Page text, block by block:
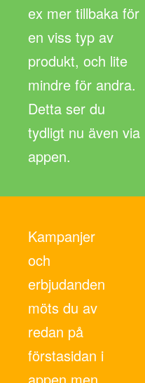
ex mer tillbaka för
en viss typ av
produkt, och lite
mindre för andra.
Detta ser du
tydligt nu även via
appen.
Kampanjer
och
erbjudanden
möts du av
redan på
förstasidan i